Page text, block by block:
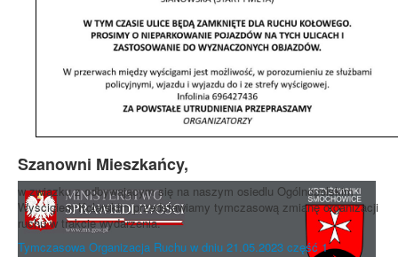
Szanowni Mieszkańcy,
w związku z odbywającym się na naszym osiedlu Ogólnopolskim
Wyscigiem Kolarskim przedstawiamy tymczasową zmianę organizacji
ruchu w trakcie wydarzenia.
Tymczasowa Organizacja Ruchu w dniu 21.05.2023 część 1